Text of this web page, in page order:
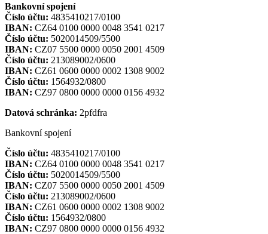
Bankovní spojení
Číslo účtu: 4835410217/0100
IBAN: CZ64 0100 0000 0048 3541 0217
Číslo účtu: 5020014509/5500
IBAN: CZ07 5500 0000 0050 2001 4509
Číslo účtu: 213089002/0600
IBAN: CZ61 0600 0000 0002 1308 9002
Číslo účtu: 1564932/0800
IBAN: CZ97 0800 0000 0000 0156 4932
Datová schránka: 2pfdfra
Bankovní spojení
Číslo účtu: 4835410217/0100
IBAN: CZ64 0100 0000 0048 3541 0217
Číslo účtu: 5020014509/5500
IBAN: CZ07 5500 0000 0050 2001 4509
Číslo účtu: 213089002/0600
IBAN: CZ61 0600 0000 0002 1308 9002
Číslo účtu: 1564932/0800
IBAN: CZ97 0800 0000 0000 0156 4932